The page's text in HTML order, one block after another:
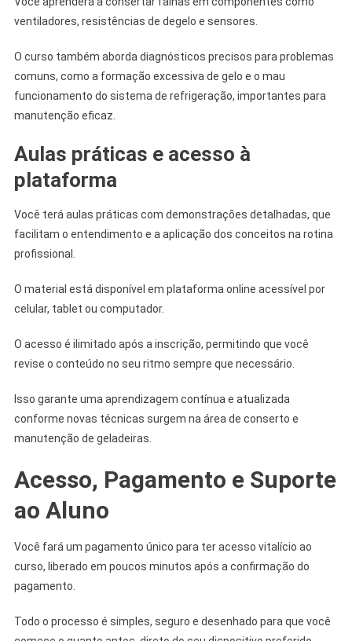
ventiladores, resistências de degelo e sensores.
O curso também aborda diagnósticos precisos para problemas
comuns, como a formação excessiva de gelo e o mau
funcionamento do sistema de refrigeração, importantes para
manutenção eficaz.
Aulas práticas e acesso à
plataforma
Você terá aulas práticas com demonstrações detalhadas, que
facilitam o entendimento e a aplicação dos conceitos na rotina
profissional.
O material está disponível em plataforma online acessível por
celular, tablet ou computador.
O acesso é ilimitado após a inscrição, permitindo que você
revise o conteúdo no seu ritmo sempre que necessário.
Isso garante uma aprendizagem contínua e atualizada
conforme novas técnicas surgem na área de conserto e
manutenção de geladeiras.
Acesso, Pagamento e Suporte
ao Aluno
Você fará um pagamento único para ter acesso vitalício ao
curso, liberado em poucos minutos após a confirmação do
pagamento.
Todo o processo é simples, seguro e desenhado para que você